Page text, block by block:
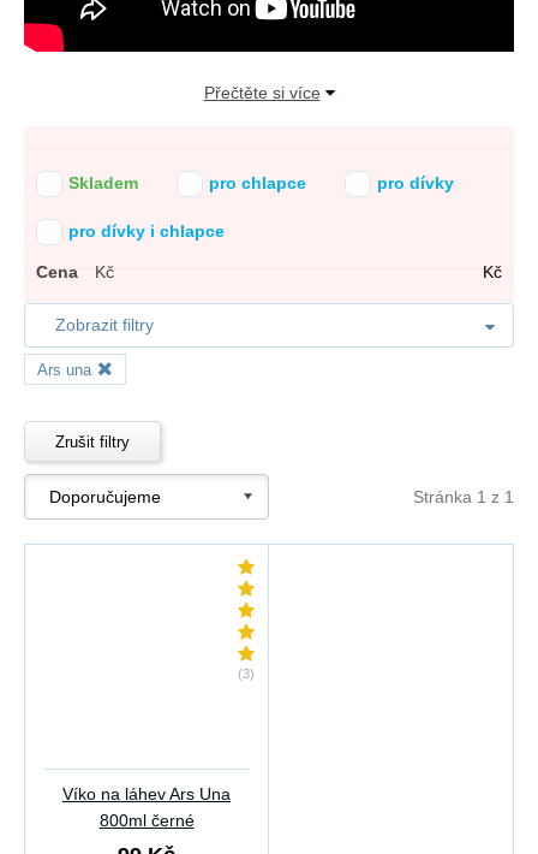
Přečtěte si více
Skladem pro chlapce pro dívky
pro dívky i chlapce
Cena Kč Kč
Zobrazit filtry
Ars una
Zrušit filtry
Stránka 1 z 1
(3)
Víko na láhev Ars Una
800ml černé